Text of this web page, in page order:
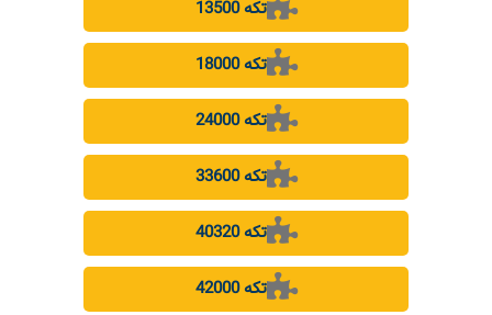
13500 تکه
18000 تکه
24000 تکه
33600 تکه
40320 تکه
42000 تکه